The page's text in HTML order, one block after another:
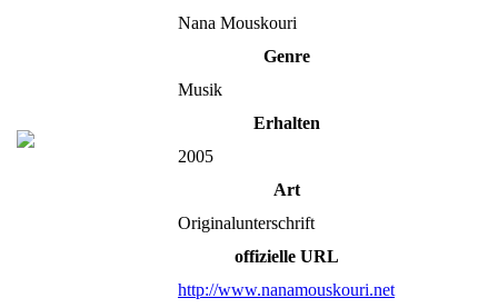
Nana Mouskouri
Genre
Musik
Erhalten
2005
Art
Originalunterschrift
offizielle URL
http://www.nanamouskouri.net